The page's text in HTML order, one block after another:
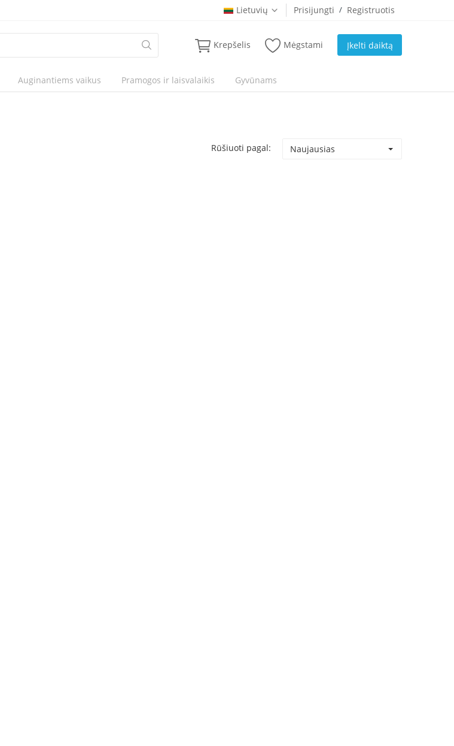
Lietuvių Prisijungti / Registruotis
Krepšelis Mėgstami Įkelti daiktą
Auginantiems vaikus Pramogos ir laisvalaikis Gyvūnams
Rūšiuoti pagal: Naujausias